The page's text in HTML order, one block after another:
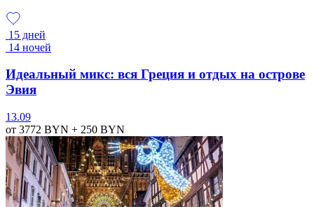
15 дней
14 ночей
Идеальный микс: вся Греция и отдых на острове
Эвия
13.09
от 3772 BYN + 250 BYN